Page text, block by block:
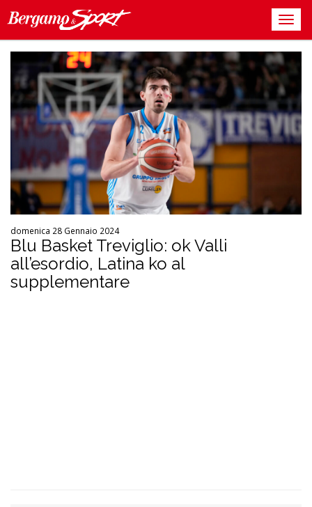
domenica 28 Gennaio 2024
Blu Basket Treviglio: ok Valli
all’esordio, Latina ko al
supplementare